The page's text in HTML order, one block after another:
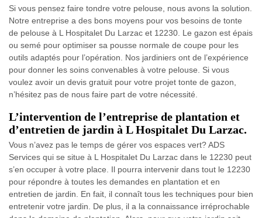
Si vous pensez faire tondre votre pelouse, nous avons la solution.
Notre entreprise a des bons moyens pour vos besoins de tonte
de pelouse à L Hospitalet Du Larzac et 12230. Le gazon est épais
ou semé pour optimiser sa pousse normale de coupe pour les
outils adaptés pour l’opération. Nos jardiniers ont de l’expérience
pour donner les soins convenables à votre pelouse. Si vous
voulez avoir un devis gratuit pour votre projet tonte de gazon,
n’hésitez pas de nous faire part de votre nécessité.
L’intervention de l’entreprise de plantation et
d’entretien de jardin à L Hospitalet Du Larzac.
Vous n’avez pas le temps de gérer vos espaces vert? ADS
Services qui se situe à L Hospitalet Du Larzac dans le 12230 peut
s’en occuper à votre place. Il pourra intervenir dans tout le 12230
pour répondre à toutes les demandes en plantation et en
entretien de jardin. En fait, il connaît tous les techniques pour bien
entretenir votre jardin. De plus, il a la connaissance irréprochable